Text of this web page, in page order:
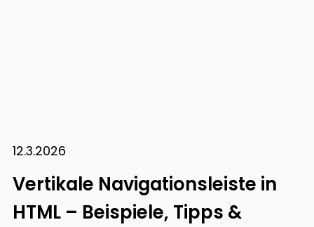
12.3.2026
Vertikale Navigationsleiste in
HTML – Beispiele, Tipps &